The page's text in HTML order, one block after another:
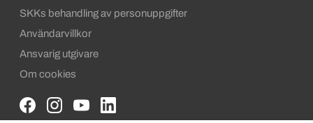
SKKs behandling av personuppgifter
Användarvillkor
Ansvarig utgivare
Om cookies